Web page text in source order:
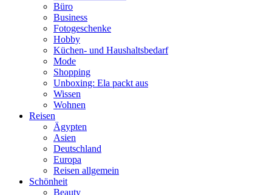
Büro
Business
Fotogeschenke
Hobby
Küchen- und Haushaltsbedarf
Mode
Shopping
Unboxing: Ela packt aus
Wissen
Wohnen
Reisen
Ägypten
Asien
Deutschland
Europa
Reisen allgemein
Schönheit
Beauty